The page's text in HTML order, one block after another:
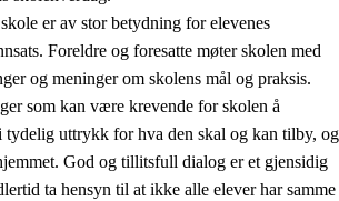
og tilpasset opplæring
mellom hjem og skole
lærebedrift og arbeidsliv
og skoleutvikling
er av stor betydning for elevenes
Foreldre og foresatte møter skolen med
og meninger om skolens mål og praksis.
som kan være krevende for skolen å
tydelig uttrykk for hva den skal og kan tilby, og
God og tillitsfull dialog er et gjensidig
ta hensyn til at ikke alle elever har samme